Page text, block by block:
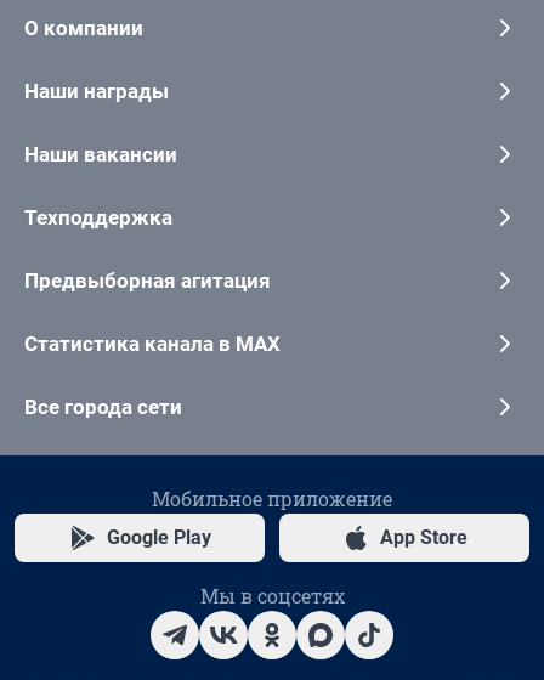
О компании
Наши награды
Наши вакансии
Техподдержка
Предвыборная агитация
Статистика канала в MAX
Все города сети
Мобильное приложение
Google Play App Store
Мы в соцсетях